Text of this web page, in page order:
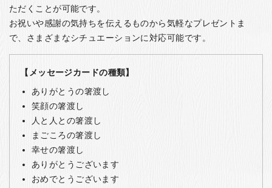
ただくことが可能です。
お祝いや感謝の気持ちを伝えるものから気軽なプレゼントま
で、さまざまなシチュエーションに対応可能です。
【メッセージカードの種類】
ありがとうの箸渡し
笑顔の箸渡し
人と人との箸渡し
まごころの箸渡し
幸せの箸渡し
ありがとうございます
おめでとうございます